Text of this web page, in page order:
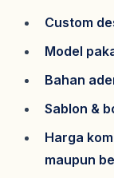
Custom
Model
Bahan
Sablon &
Harga
maupun